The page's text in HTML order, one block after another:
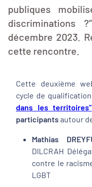
publiques
discriminations
décembre 2023.
cette rencontre.
Cette deuxième
cycle de qualification
dans les territoires”
participantsautour
Mathias
DILCRAH
contre le
LGBT